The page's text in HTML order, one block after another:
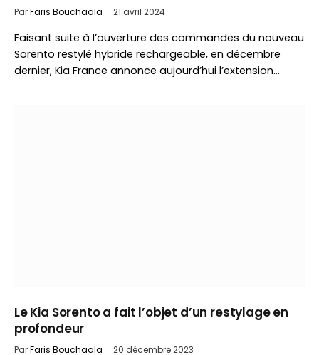
ParFaris Bouchaala 21 avril 2024
Faisant suite à l’ouverture des commandes du nouveau
Sorento restylé hybride rechargeable, en décembre
dernier, Kia France annonce aujourd’hui l’extension…
Le Kia Sorento a fait l’objet d’un restylage en
profondeur
ParFaris Bouchaala 20 décembre 2023